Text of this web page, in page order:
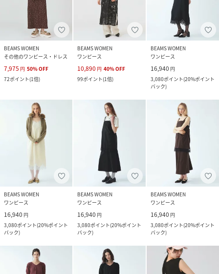
BEAMS WOMEN
その他のワンピース・ドレス
7,975 円 50%OFF
72ポイント(1倍)
BEAMS WOMEN
ワンピース
10,890 円 40%OFF
99ポイント(1倍)
BEAMS WOMEN
ワンピース
16,940 円
3,080ポイント(20%ポイント
バック)
BEAMS WOMEN
ワンピース
16,940 円
3,080ポイント(20%ポイント
バック)
BEAMS WOMEN
ワンピース
16,940 円
3,080ポイント(20%ポイント
バック)
BEAMS WOMEN
ワンピース
16,940 円
3,080ポイント(20%ポイント
バック)